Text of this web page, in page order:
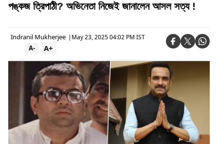
পঙ্কজ ত্রিপাঠী? অভিনেতা নিজেই জানালেন আসল সত্য !
Indranil Mukherjee | May 23, 2025 04:02 PM IST
A+
A-